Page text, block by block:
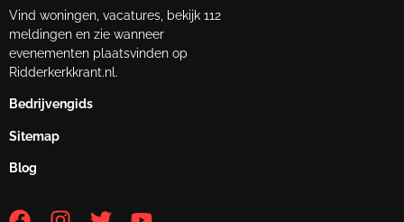
Vind woningen, vacatures, bekijk 112
meldingen en zie wanneer
evenementen plaatsvinden op
Ridderkerkkrant.nl.
Bedrijvengids
Sitemap
Blog